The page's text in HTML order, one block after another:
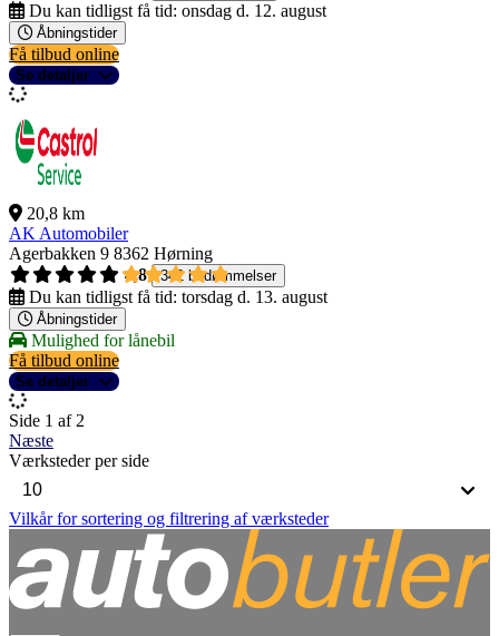
Du kan tidligst få tid: onsdag d. 12. august
Åbningstider
Få tilbud online
Se detaljer
20,8 km
AK Automobiler
Agerbakken 9 8362 Hørning
4,8
342 bedømmelser
Du kan tidligst få tid: torsdag d. 13. august
Åbningstider
Mulighed for lånebil
Få tilbud online
Se detaljer
Side 1 af 2
Næste
Værksteder per side
Vilkår for sortering og filtrering af værksteder